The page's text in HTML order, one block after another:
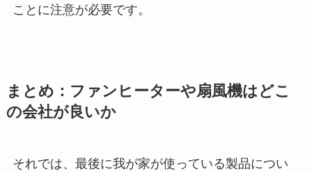
ことに注意が必要です。
まとめ：ファンヒーターや扇風機はどこ
の会社が良いか
それでは、最後に我が家が使っている製品につい